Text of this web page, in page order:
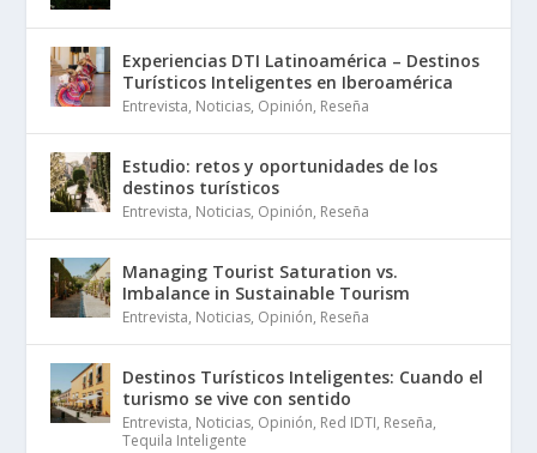
Experiencias DTI Latinoamérica – Destinos
Turísticos Inteligentes en Iberoamérica
Entrevista, Noticias, Opinión, Reseña
Estudio: retos y oportunidades de los
destinos turísticos
Entrevista, Noticias, Opinión, Reseña
Managing Tourist Saturation vs.
Imbalance in Sustainable Tourism
Entrevista, Noticias, Opinión, Reseña
Destinos Turísticos Inteligentes: Cuando el
turismo se vive con sentido
Entrevista, Noticias, Opinión, Red IDTI, Reseña,
Tequila Inteligente